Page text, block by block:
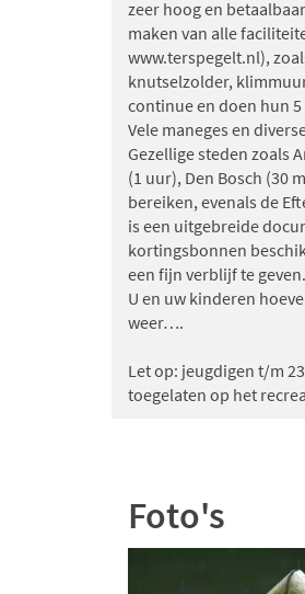
zeer hoog en
maken van alle
www.terspegelt.nl),
knutselzolder,
continue en doen hun
Vele maneges en
Gezellige steden zoals
(1 uur), Den Bosch (30
bereiken, evenals de
is een uitgebreide
kortingsbonnen
een fijn verblijf te geven.
U en uw kinderen
weer….
Let op: jeugdigen t/m
toegelaten op het
Foto's